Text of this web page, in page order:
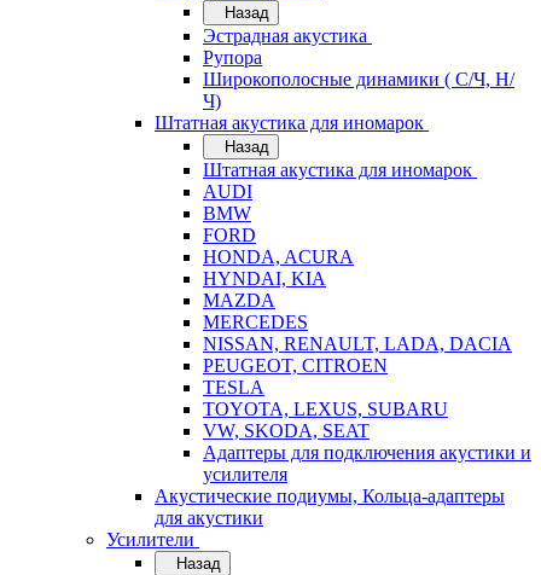
Назад
Эстрадная акустика
Рупора
Широкополосные динамики ( С/Ч, Н/
Ч)
Штатная акустика для иномарок
Назад
Штатная акустика для иномарок
AUDI
BMW
FORD
HONDA, ACURA
HYNDAI, KIA
MAZDA
MERCEDES
NISSAN, RENAULT, LADA, DACIA
PEUGEOT, CITROEN
TESLA
TOYOTA, LEXUS, SUBARU
VW, SKODA, SEAT
Адаптеры для подключения акустики и
усилителя
Акустические подиумы, Кольца-адаптеры
для акустики
Усилители
Назад